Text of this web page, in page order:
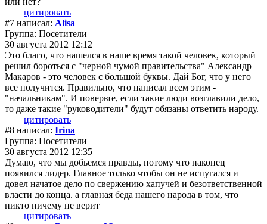
цитировать
#7 написал: Alisa
Группа: Посетители
30 августа 2012 12:12
Это благо, что нашелся в наше время такой человек, который
решил бороться с "черной чумой правительства" Александр
Макаров - это человек с большой буквы. Дай Бог, что у него
все получится. Правильно, что написал всем этим -
"начальникам". И поверьте, если такие люди возглавили дело,
то даже такие "руководители" будут обязаны ответить народу.
цитировать
#8 написал: Irina
Группа: Посетители
30 августа 2012 12:35
Думаю, что мы добьемся правды, потому что наконец
появился лидер. Главное только чтобы он не испугался и
довел начатое дело по свержению хапучей и безответственной
власти до конца. а главная беда нашего народа в том, что
никто ничему не верит
цитировать